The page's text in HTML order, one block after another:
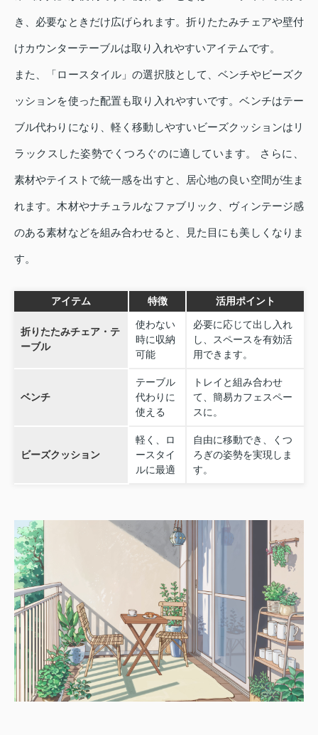
き、必要なときだけ広げられます。折りたたみチェアや壁付
けカウンターテーブルは取り入れやすいアイテムです。
また、「ロースタイル」の選択肢として、ベンチやビーズク
ッションを使った配置も取り入れやすいです。ベンチはテー
ブル代わりになり、軽く移動しやすいビーズクッションはリ
ラックスした姿勢でくつろぐのに適しています。 さらに、
素材やテイストで統一感を出すと、居心地の良い空間が生ま
れます。木材やナチュラルなファブリック、ヴィンテージ感
のある素材などを組み合わせると、見た目にも美しくなりま
す。
アイテム 特徴 活用ポイント
折りたたみチェア・テ
ーブル
使わない
時に収納
可能
必要に応じて出し入れ
し、スペースを有効活
用できます。
ベンチ
テーブル
代わりに
使える
トレイと組み合わせ
て、簡易カフェスペー
スに。
ビーズクッション
軽く、ロ
ースタイ
ルに最適
自由に移動でき、くつ
ろぎの姿勢を実現しま
す。